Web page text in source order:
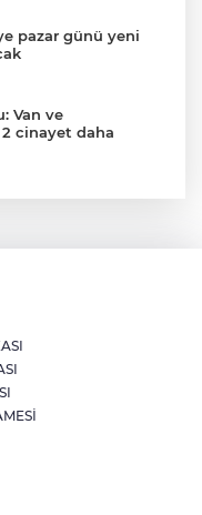
pazar günü yeni
Van ve
cinayet daha
kötü niyetli dış
çağrısı
uyuşturucu